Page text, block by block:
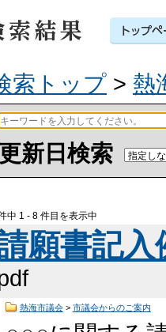
索トップ > 熱
更新日検索
中 1 - 8 件目を表示中
願書記
熱海市議会> 市議会からのご案内